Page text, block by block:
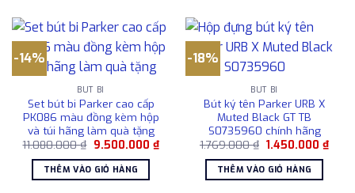
-14%
BÚT BI
Set bút bi Parker cao cấp
PK086 màu đồng kèm hộp
và túi hãng làm quà tặng
11.080.000₫ Giá
là:
11.080.000 ₫.
9.500.000 ₫Giá
hiện
9.500.000 ₫.
THÊM VÀO GIỎ HÀNG
-18%
BÚT BI
Bút ký tên Parker URB X
Muted Black GT TB
S0735960 chính hãng
1.769.000₫ Giá
là:
1.769.000 ₫.
1.450.000₫Giá
hiện
THÊM VÀO GIỎ HÀNG